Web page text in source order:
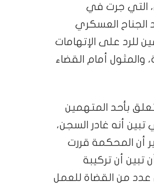
الإغتيال، التي جرت في
قائد الجناح العسكري
للرد على الإتهامات
أمام القضاء
بأحد المتهمين
أنه غادر السجن،
أن المحكمة قررت
بعد أن تبين أن تركيبة
عدد من القضاة للعمل